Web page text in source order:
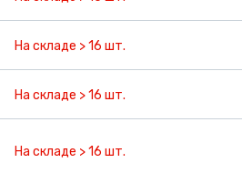
На складе > 16 шт.
На складе > 16 шт.
На складе > 16 шт.